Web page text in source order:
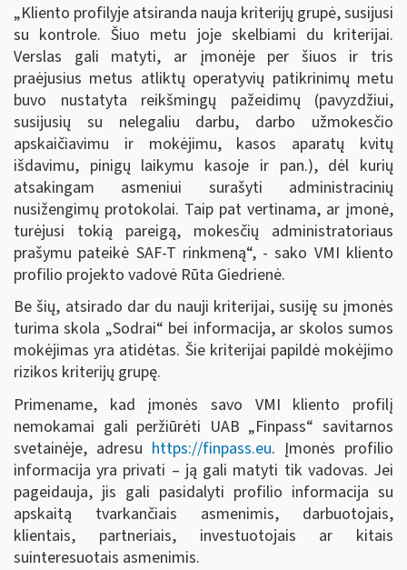
„Kliento profilyje atsiranda nauja kriterijų grupė, susijusi
su kontrole. Šiuo metu joje skelbiami du kriterijai.
Verslas gali matyti, ar įmonėje per šiuos ir tris
praėjusius metus atliktų operatyvių patikrinimų metu
buvo nustatyta reikšmingų pažeidimų (pavyzdžiui,
susijusių su nelegaliu darbu, darbo užmokesčio
apskaičiavimu ir mokėjimu, kasos aparatų kvitų
išdavimu, pinigų laikymu kasoje ir pan.), dėl kurių
atsakingam asmeniui surašyti administracinių
nusižengimų protokolai. Taip pat vertinama, ar įmonė,
turėjusi tokią pareigą, mokesčių administratoriaus
prašymu pateikė SAF-T rinkmeną“, - sako VMI kliento
profilio projekto vadovė Rūta Giedrienė.
Be šių, atsirado dar du nauji kriterijai, susiję su įmonės
turima skola „Sodrai“ bei informacija, ar skolos sumos
mokėjimas yra atidėtas. Šie kriterijai papildė mokėjimo
rizikos kriterijų grupę.
Primename, kad įmonės savo VMI kliento profilį
nemokamai gali peržiūrėti UAB „Finpass“ savitarnos
svetainėje, adresu https://finpass.eu. Įmonės profilio
informacija yra privati – ją gali matyti tik vadovas. Jei
pageidauja, jis gali pasidalyti profilio informacija su
apskaitą tvarkančiais asmenimis, darbuotojais,
klientais, partneriais, investuotojais ar kitais
suinteresuotais asmenimis.